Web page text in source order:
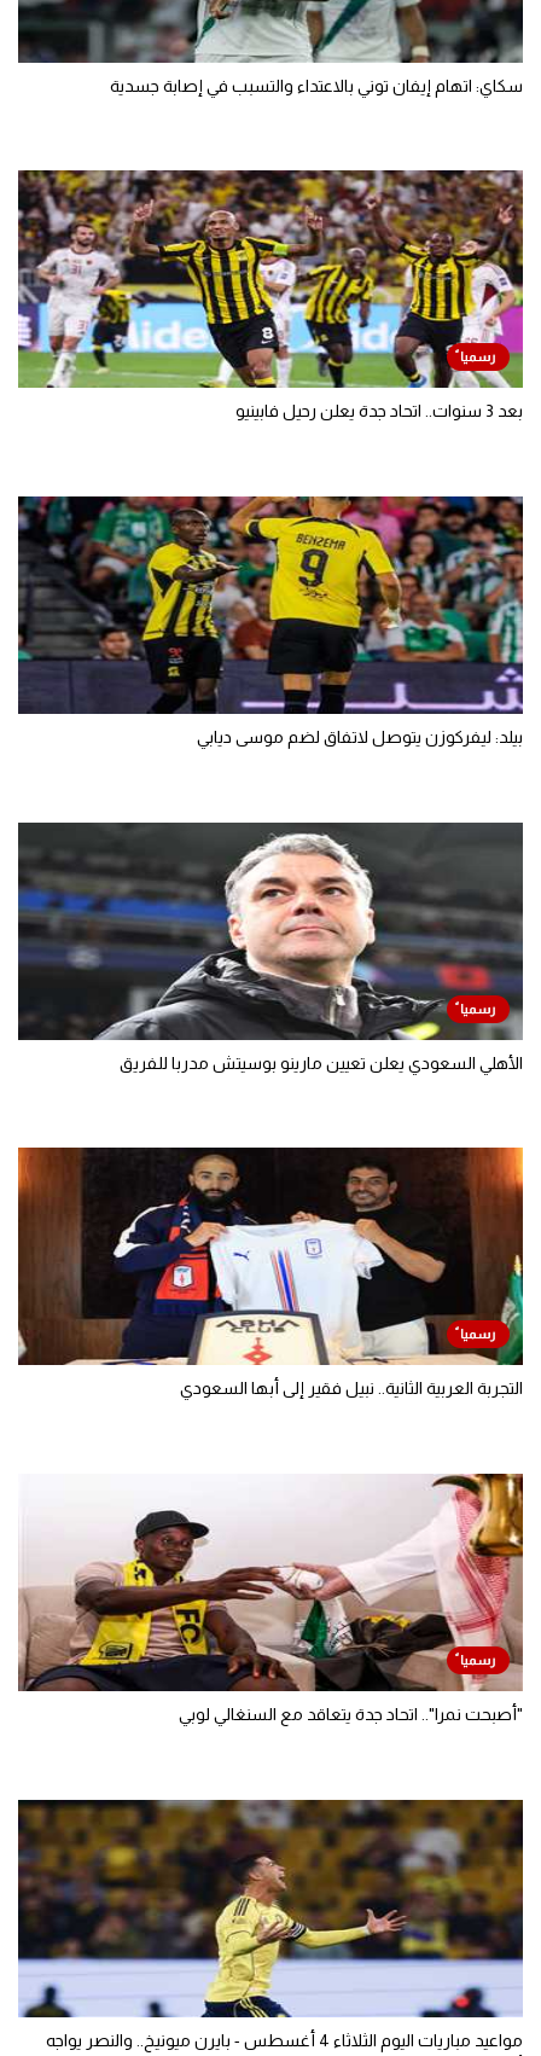
سكاي: اتهام إيفان توني بالاعتداء والتسبب في إصابة جسدية
بعد 3 سنوات.. اتحاد جدة يعلن رحيل فابينيو
بيلد: ليفركوزن يتوصل لاتفاق لضم موسى ديابي
الأهلي السعودي يعلن تعيين مارينو بوسيتش مدربا للفريق
التجربة العربية الثانية.. نبيل فقير إلى أبها السعودي
"أصبحت نمرا".. اتحاد جدة يتعاقد مع السنغالي لوبي
مواعيد مباريات اليوم الثلاثاء 4 أغسطس - بايرن ميونيخ.. والنصر يواجه